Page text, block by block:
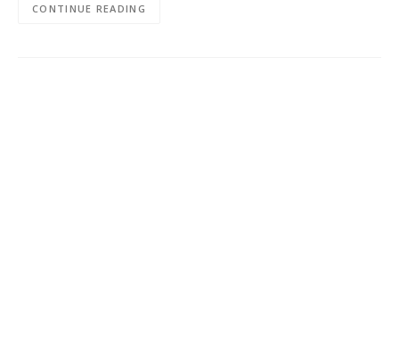
CONTINUE READING